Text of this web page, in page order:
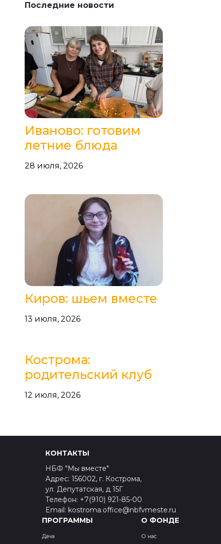
Последние новости
Иваново: готовим
летние блюда
28 июля, 2026
Киров: шьем вместе
13 июля, 2026
Кострома:
родительский клуб
12 июля, 2026
КОНТАКТЫ
НБФ "Мы вместе"
Адрес: 156002, г. Кострома,
ул. Депутатская, д 15Г
Телефон: +7(910) 921-85-00
Email: kostroma.office@nbfvmeste.ru
ПРОГРАММЫ
Дача
О ФОНДЕ
О нас